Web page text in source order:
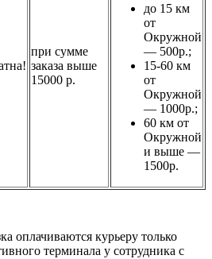
при сумме
заказа выше
15000 р.
до 15 км
от
Окружной
— 500р.;
15-60 км
от
Окружной
— 1000р.;
60 км от
Окружной
и выше —
1500р.
оплачиваются курьеру только
терминала у сотрудника с